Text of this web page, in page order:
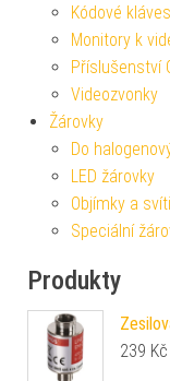
Kódové
Monitory k
Příslušenství
Videozvonky
Žárovky
Do
LED žárovky
Objímky a
Speciální
Produkty
239 Kč